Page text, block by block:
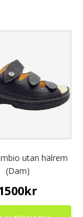
utan hälrem
(Dam)
kr